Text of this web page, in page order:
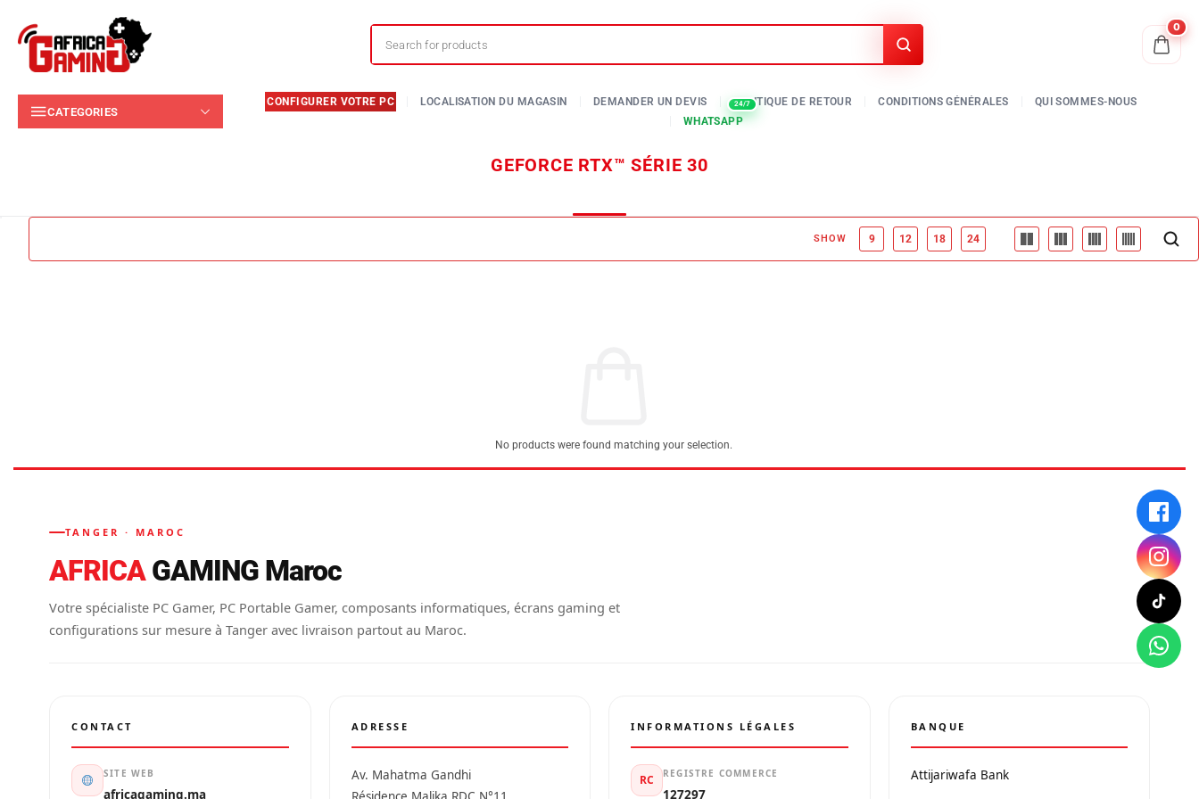
0
CATEGORIES
GEFORCE RTX™ SÉRIE 30
SHOW 9 12 18 24
No products were found matching your selection.
TANGER · MAROC
AFRICAGAMING Maroc
Votre spécialiste PC Gamer, PC Portable Gamer, composants informatiques, écrans gaming et
configurations sur mesure à Tanger avec livraison partout au Maroc.
CONTACT
SITE WEB
africagaming.ma
ADRESSE
Av. Mahatma Gandhi
INFORMATIONS LÉGALES
RC REGISTRE COMMERCE
127297
BANQUE
Attijariwafa Bank